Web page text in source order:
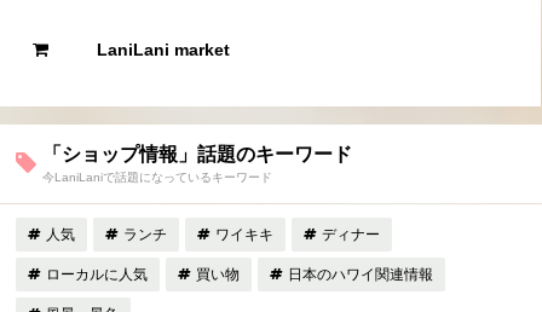
LaniLani market
「ショップ情報」話題のキーワード
今LaniLaniで話題になっているキーワード
人気 ランチ ワイキキ ディナー
ローカルに人気 買い物 日本のハワイ関連情報